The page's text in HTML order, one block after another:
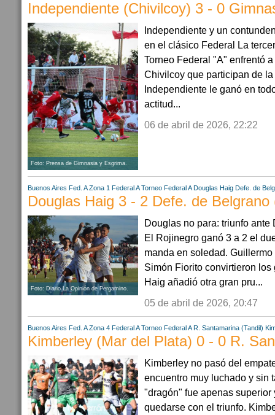
Independiente (Chivilcoy) 3 - 0
Foto: Prensa de Gimnasia y Esgrima.
Independiente y un
en el clásico Federal La
Torneo Federal "A" enfrentó
Chivilcoy que participan de
Independiente le ganó en
actitud...
06 de abril de 2026, 22:22
Buenos Aires Fed. A Zona 1 Federal A Torneo Federal A Douglas Haig Defe. de
Douglas Haig 3 - 2 Defe. de Belgrano
Foto: Diario La Opinión de Pergamino.
Douglas no para: triunfo
El Rojinegro ganó 3 a 2 el
manda en soledad.
Simón Fiorito convirtieron
Haig añadió otra gran pru...
05 de abril de 2026, 20:47
Buenos Aires Fed. A Zona 4 Federal A Torneo Federal A R. Santamarina (Tandil)
Kimberley (Mar del Plata) 0 - 0 R.
Kimberley no pasó del
encuentro muy luchado y sin
"dragón" fue apenas superior
quedarse con el triunfo.